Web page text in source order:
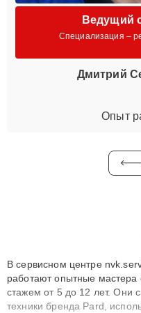
Ведущий
Специализация –
Дмитрий
Опыт
В сервисном центре
работают опытные
стажем от 5 до 12 лет. Они
техники бренда Pard,